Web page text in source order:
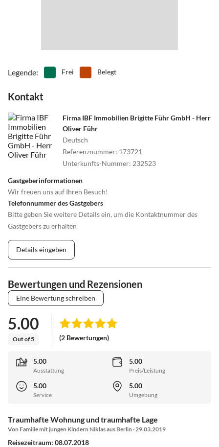
Legende: Frei Belegt
Kontakt
Firma IBF Immobilien Brigitte Führ GmbH - Herr
Oliver Führ
Deutsch
Referenznummer: 173721
Unterkunfts-Nummer: 232523
Gastgeberinformationen
Wir freuen uns auf Ihren Besuch!
Telefonnummer des Gastgebers
Bitte geben Sie weitere Details ein, um die Kontaktnummer des
Gastgebers zu erhalten
Details eingeben
Bewertungen und Rezensionen
Eine Bewertung schreiben
5.00
Out of 5 (2 Bewertungen)
5.00
Ausstattung
5.00
Preis/Leistung
5.00
Service
5.00
Umgebung
Traumhafte Wohnung und traumhafte Lage
Von Familie mit jungen Kindern Niklas aus Berlin · 29.03.2019
Reisezeitraum: 08.07.2018